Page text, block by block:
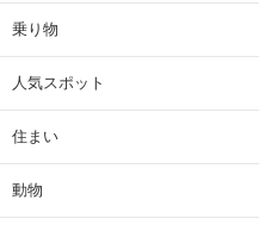
乗り物
人気スポット
住まい
動物